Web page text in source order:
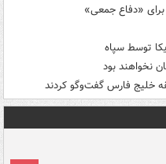
«دفاع جمعی»
توسط سپاه
نخواهند بود
خلیج فارس گفت‌وگو کردند